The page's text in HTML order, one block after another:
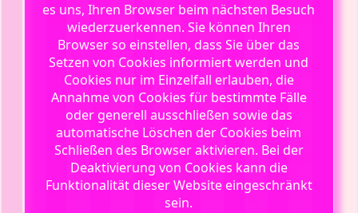
es uns, Ihren Browser beim nächsten Besuch
wiederzuerkennen. Sie können Ihren
Browser so einstellen, dass Sie über das
Setzen von Cookies informiert werden und
Cookies nur im Einzelfall erlauben, die
Annahme von Cookies für bestimmte Fälle
oder generell ausschließen sowie das
automatische Löschen der Cookies beim
Schließen des Browser aktivieren. Bei der
Deaktivierung von Cookies kann die
Funktionalität dieser Website eingeschränkt
sein.